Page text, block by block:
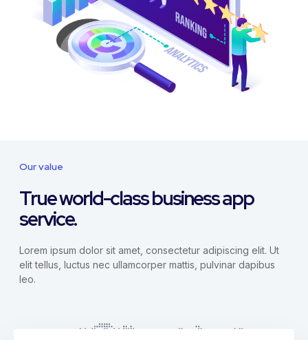
Our value
True world-class business app
service.
Lorem ipsum dolor sit amet, consectetur adipiscing elit. Ut
elit tellus, luctus nec ullamcorper mattis, pulvinar dapibus
leo.